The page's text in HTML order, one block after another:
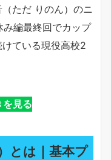
ただ りのん）のニ
編最終回でカップ
ている現役高校2
見る
とは｜基本プ